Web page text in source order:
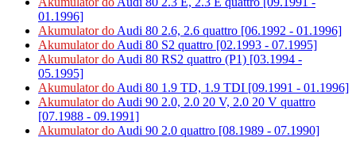
01.1996]
Akumulator doAudi 80 2.6, 2.6 quattro [06.1992 - 01.1996]
Akumulator doAudi 80 S2 quattro [02.1993 - 07.1995]
Akumulator doAudi 80 RS2 quattro (P1) [03.1994 -
05.1995]
Akumulator doAudi 80 1.9 TD, 1.9 TDI [09.1991 - 01.1996]
Akumulator doAudi 90 2.0, 2.0 20 V, 2.0 20 V quattro
[07.1988 - 09.1991]
Akumulator doAudi 90 2.0 quattro [08.1989 - 07.1990]